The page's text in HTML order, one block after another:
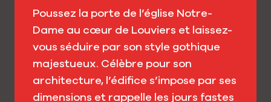
Poussez la porte de l’église Notre-
Dame au cœur de Louviers et laissez-
vous séduire par son style gothique
majestueux. Célèbre pour son
architecture, l’édifice s’impose par ses
dimensions et rappelle les jours fastes